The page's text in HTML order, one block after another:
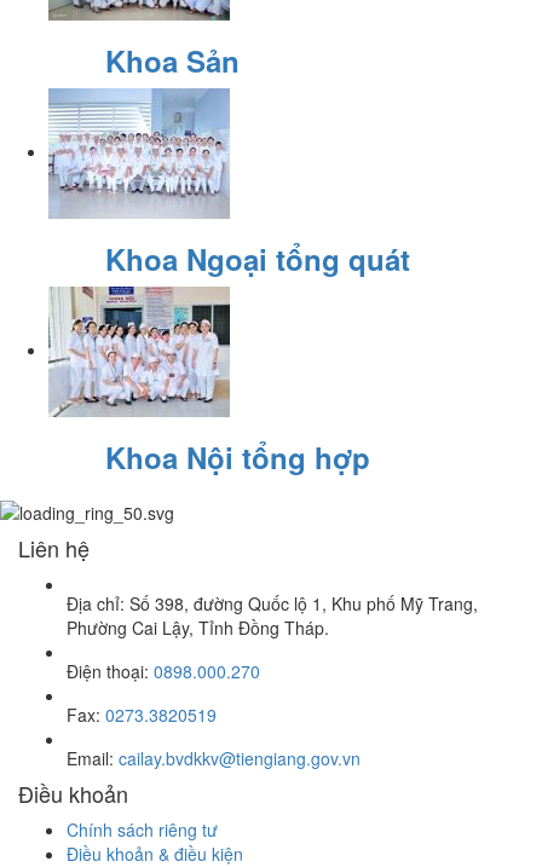
Khoa Sản
Khoa Ngoại tổng quát
Khoa Nội tổng hợp
Liên hệ
Địa chỉ: Số 398, đường Quốc lộ 1, Khu phố Mỹ Trang,
Phường Cai Lậy, Tỉnh Đồng Tháp.
Điện thoại: 0898.000.270
Fax: 0273.3820519
Email: cailay.bvdkkv@tiengiang.gov.vn
Điều khoản
Chính sách riêng tư
Điều khoản & điều kiện